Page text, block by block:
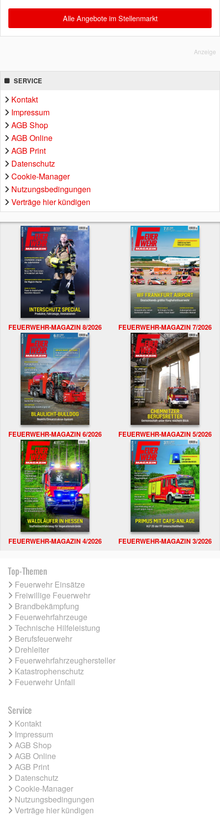
Alle Angebote im Stellenmarkt
Anzeige
SERVICE
Kontakt
Impressum
AGB Shop
AGB Online
AGB Print
Datenschutz
Cookie-Manager
Nutzungsbedingungen
Verträge hier kündigen
FEUERWEHR-MAGAZIN 8/2026 FEUERWEHR-MAGAZIN 7/2026
FEUERWEHR-MAGAZIN 6/2026 FEUERWEHR-MAGAZIN 5/2026
FEUERWEHR-MAGAZIN 4/2026 FEUERWEHR-MAGAZIN 3/2026
Top-Themen
Feuerwehr Einsätze
Freiwillige Feuerwehr
Brandbekämpfung
Feuerwehrfahrzeuge
Technische Hilfeleistung
Berufsfeuerwehr
Drehleiter
Feuerwehrfahrzeughersteller
Katastrophenschutz
Feuerwehr Unfall
Service
Kontakt
Impressum
AGB Shop
AGB Online
AGB Print
Datenschutz
Cookie-Manager
Nutzungsbedingungen
Verträge hier kündigen